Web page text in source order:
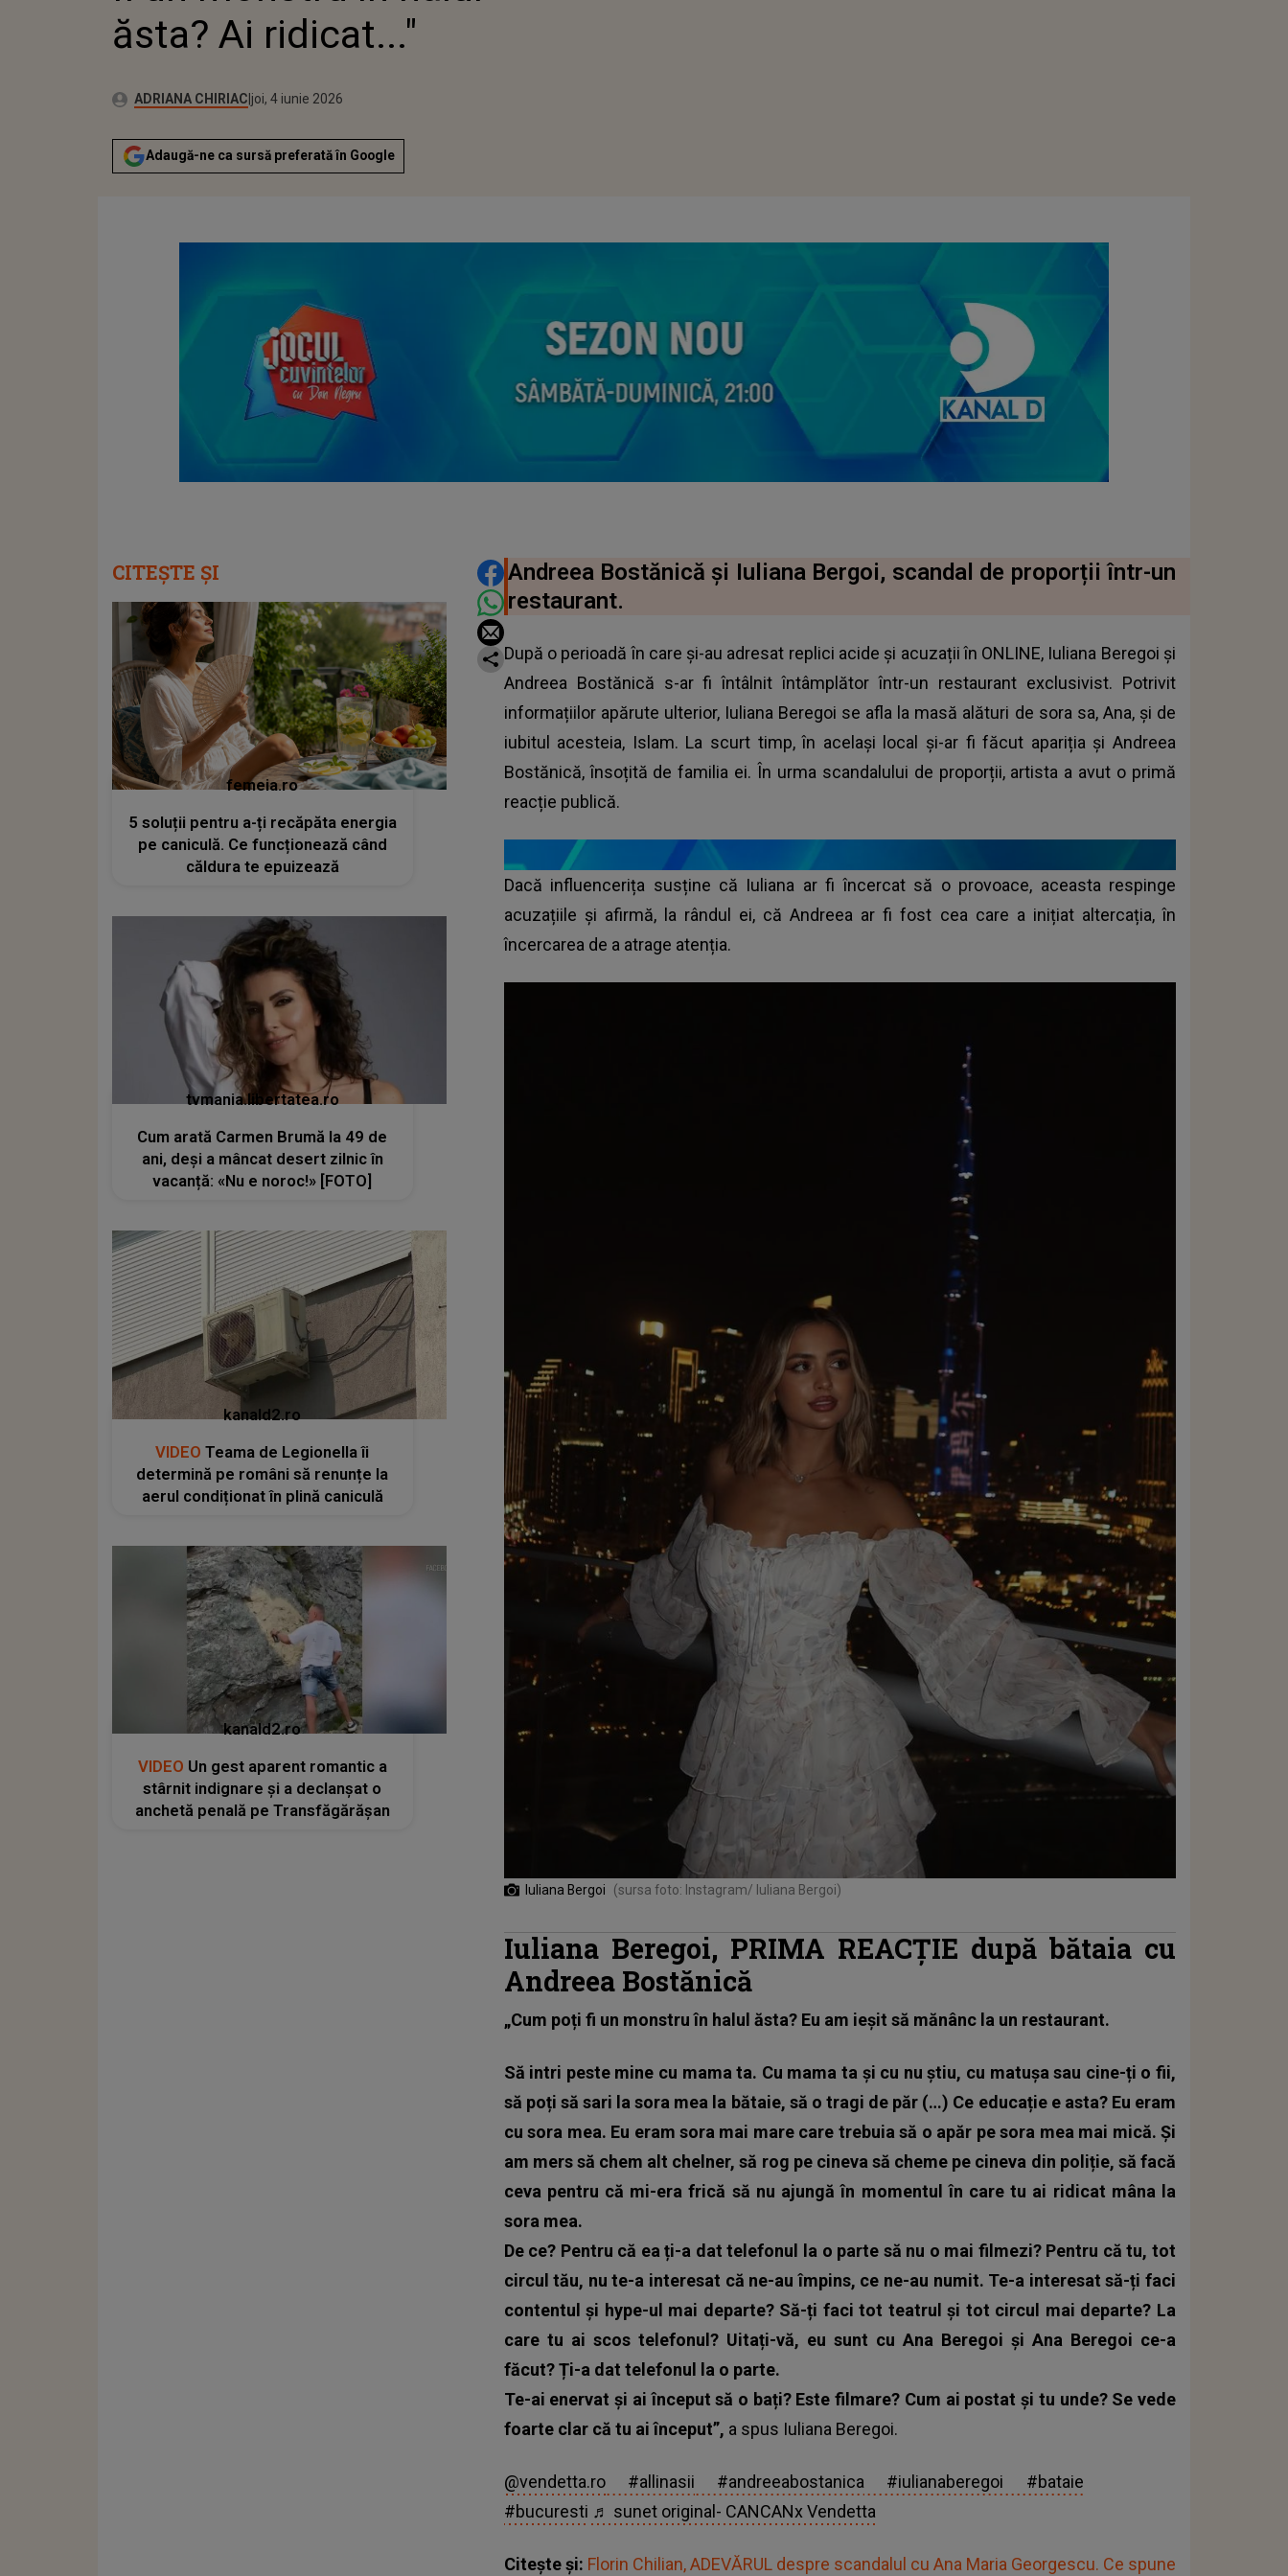
ăsta? Ai ridicat..."
Autor:ADRIANA CHIRIAC Publicat:
joi, 4 iunie 2026
Adaugă-ne ca sursă preferată în Google
DISTRIBUIE ARTICOLUL
Andreea Bostănică și Iuliana Bergoi, scandal de proporții într-un
restaurant.
După o perioadă în care și-au adresat replici acide și acuzații în ONLINE, Iuliana Beregoi și
Andreea Bostănică s-ar fi întâlnit întâmplător într-un restaurant exclusivist. Potrivit
informațiilor apărute ulterior, Iuliana Beregoi se afla la masă alături de sora sa, Ana, și de
iubitul acesteia, Islam. La scurt timp, în același local și-ar fi făcut apariția și Andreea
Bostănică, însoțită de familia ei. În urma scandalului de proporții, artista a avut o primă
reacție publică.
Dacă influencerița susține că Iuliana ar fi încercat să o provoace, aceasta respinge
acuzațiile și afirmă, la rândul ei, că Andreea ar fi fost cea care a inițiat altercația, în
încercarea de a atrage atenția.
Iuliana Bergoi (sursa foto: Instagram/ Iuliana Bergoi)
Iuliana Beregoi, PRIMA REACȚIE după bătaia cu
Andreea Bostănică
„Cum poți fi un monstru în halul ăsta? Eu am ieșit să mănânc la un restaurant.
Să intri peste mine cu mama ta. Cu mama ta și cu nu știu, cu matușa sau cine-ți o fii,
să poți să sari la sora mea la bătaie, să o tragi de păr (…) Ce educație e asta? Eu eram
cu sora mea. Eu eram sora mai mare care trebuia să o apăr pe sora mea mai mică. Și
am mers să chem alt chelner, să rog pe cineva să cheme pe cineva din poliție, să facă
ceva pentru că mi-era frică să nu ajungă în momentul în care tu ai ridicat mâna la
sora mea.
De ce? Pentru că ea ți-a dat telefonul la o parte să nu o mai filmezi? Pentru că tu, tot
circul tău, nu te-a interesat că ne-au împins, ce ne-au numit. Te-a interesat să-ți faci
contentul și hype-ul mai departe? Să-ți faci tot teatrul și tot circul mai departe? La
care tu ai scos telefonul? Uitați-vă, eu sunt cu Ana Beregoi și Ana Beregoi ce-a
făcut? Ți-a dat telefonul la o parte.
Te-ai enervat și ai început să o bați? Este filmare? Cum ai postat și tu unde? Se vede
foarte clar că tu ai început”, a spus Iuliana Beregoi.
@vendetta.ro#allinasii #andreeabostanica #iulianaberegoi #bataie
#bucuresti ♬ sunet original- CANCANx Vendetta
Citește și: Florin Chilian, ADEVĂRUL despre scandalul cu Ana Maria Georgescu. Ce spune
CITEȘTE ȘI
femeia.ro
5 soluții pentru a-ți recăpăta energia
pe caniculă. Ce funcționează când
căldura te epuizează
tvmania.libertatea.ro
Cum arată Carmen Brumă la 49 de
ani, deși a mâncat desert zilnic în
vacanță: «Nu e noroc!» [FOTO]
kanald2.ro
VIDEO Teama de Legionella îi
determină pe români să renunțe la
aerul condiționat în plină caniculă
kanald2.ro
VIDEO Un gest aparent romantic a
stârnit indignare și a declanșat o
anchetă penală pe Transfăgărășan